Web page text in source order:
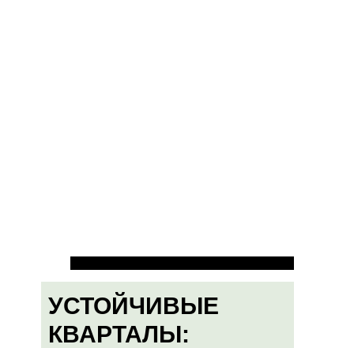
УСТОЙЧИВЫЕ
КВАРТАЛЫ: